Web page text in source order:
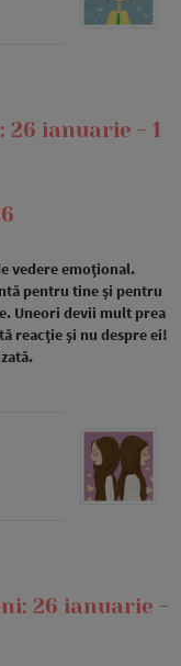
26 ianuarie - 1
vedere emoțional.
pentru tine și pentru
Uneori devii mult prea
reacție și nu despre ei!
26 ianuarie -